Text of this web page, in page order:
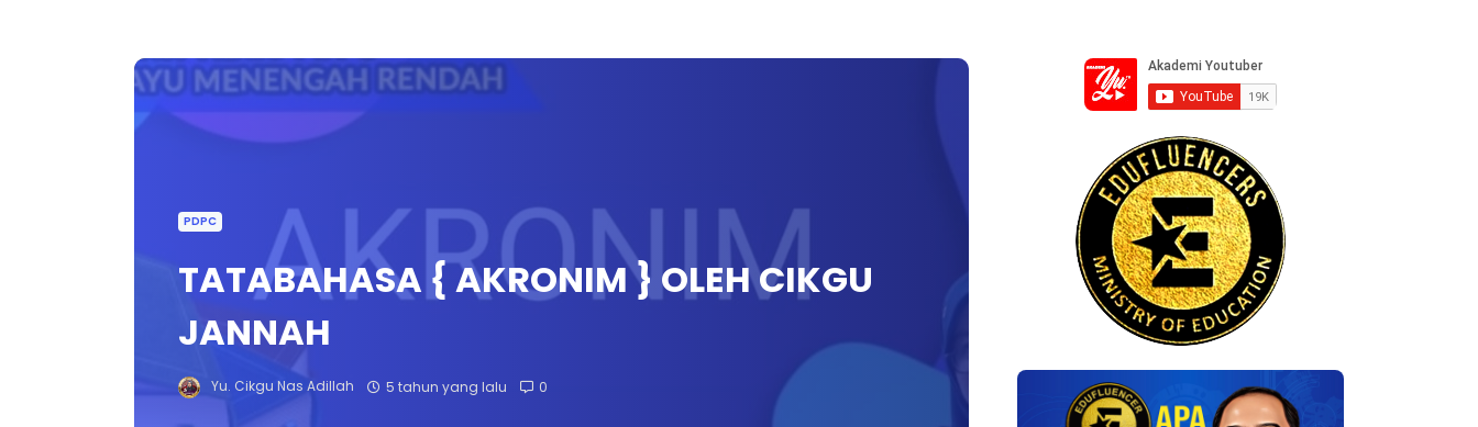
PDPC
TATABAHASA { AKRONIM } OLEH CIKGU
JANNAH
Yu. Cikgu Nas Adillah 5 tahun yang lalu 0